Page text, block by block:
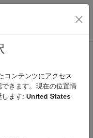
ゲーション メ
コンテンツにアクセス
きます。現在の位置情
ます: United States